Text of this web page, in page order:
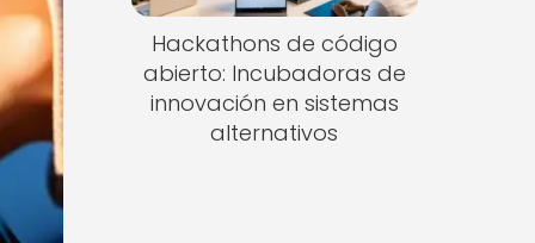
Hackathons de código
abierto: Incubadoras de
innovación en sistemas
alternativos